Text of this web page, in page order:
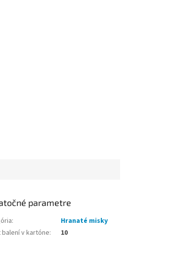
parametre
:
Hranaté misky
v kartóne: 10